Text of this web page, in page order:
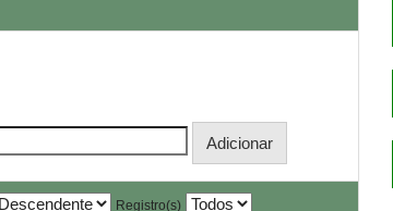
Registro(s)